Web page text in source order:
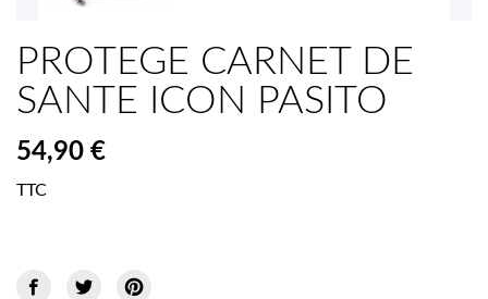
PROTEGE CARNET DE
SANTE ICON PASITO
54,90 €
TTC